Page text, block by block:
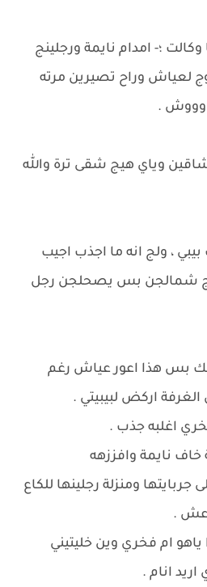
؛- امدام نايمة ورجلينج
لعياش وراح تصيرين مرته
.
تشاقين وياي هيج شقى ترة والله
، ولج انه ما اجذب اجيب
شمالجن بس يصحلجن رجل
بس هذا اعور عياش رغم
اركض لبيبيتي .
اغلبه جذب .
نايمة وافززهه
ومنزلة رجلينها للكاع
.
ام فخري وين خليتيني
انام .